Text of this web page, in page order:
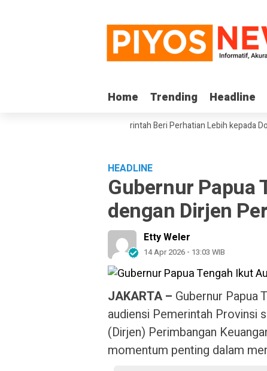
Home Trending Headline
Home Trending Headline
Komite III DPD RI Minta Pemerintah Beri Perhatian Lebih kepada Dosen
HEADLINE
Gubernur Papua
dengan Dirjen
Etty Weler
14 Apr 2026 - 13:03 WIB
JAKARTA – Gubernur Papua
audiensi Pemerintah Provinsi
(Dirjen) Perimbangan
momentum penting dalam